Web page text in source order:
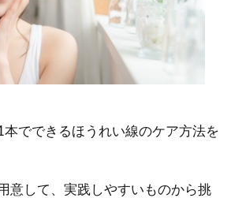
でできるほうれい線のケア方法を
意して、実践しやすいものから挑